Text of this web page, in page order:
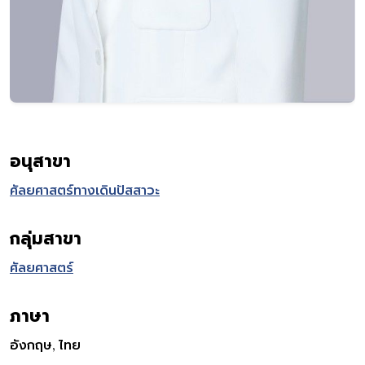
อนุสาขา
ศัลยศาสตร์ทางเดินปัสสาวะ
กลุ่มสาขา
ศัลยศาสตร์
ภาษา
อังกฤษ, ไทย